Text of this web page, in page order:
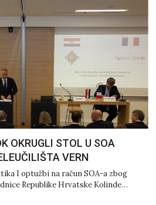
OKRUGLI STOL U SOA
VERN
I optužbi na račun SOA-a zbog
Republike Hrvatske Kolinde…